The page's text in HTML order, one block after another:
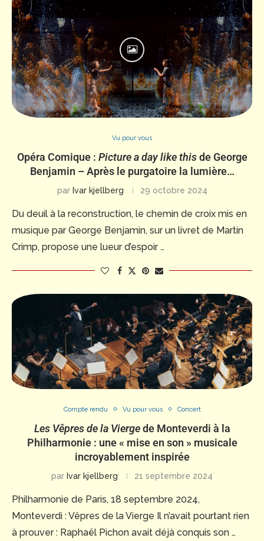
Vu pour vous
Opéra Comique : Picture a day like thisde George
Benjamin – Après le purgatoire la lumière…
par Ivar kjellberg 29 octobre 2024
Du deuil à la reconstruction, le chemin de croix mis en
musique par George Benjamin, sur un livret de Martin
Crimp, propose une lueur d’espoir …
Compte rendu Vu pour vous Concert
Les Vêpres de la Viergede Monteverdi à la
Philharmonie : une « mise en son » musicale
incroyablement inspirée
par Ivar kjellberg 21 septembre 2024
Philharmonie de Paris, 18 septembre 2024,
Monteverdi : Vêpres de la Vierge Il n’avait pourtant rien
à prouver : Raphaël Pichon avait déjà conquis son …